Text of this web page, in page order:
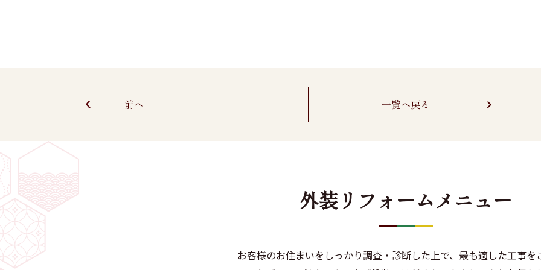
前へ 一覧へ戻る
外装リフォームメニュー
お客様のお住まいをしっかり調査・診断した上で、最も適した工事を